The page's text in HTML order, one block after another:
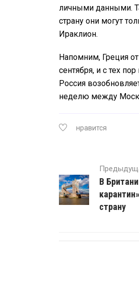
личными данными.
страну они могут
Ираклион.
Напомним, Греция
сентября, и с тех
Россия
неделю между
нравится
В
страну